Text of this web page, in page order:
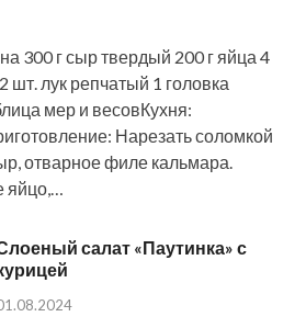
300 г сыр твердый 200 г яйца 4
шт. лук репчатый 1 головка
мер и весовКухня:
Нарезать соломкой
отварное филе кальмара.
яйцо,…
салат «Паутинка» с